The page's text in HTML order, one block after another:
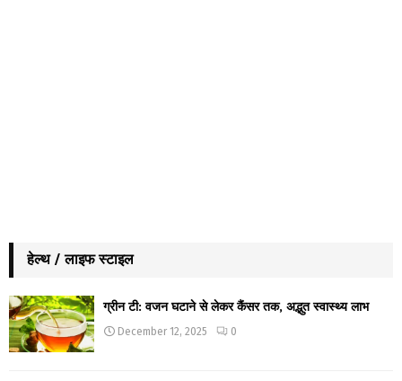
हेल्थ / लाइफ स्टाइल
ग्रीन टी: वजन घटाने से लेकर कैंसर तक, अद्भुत स्वास्थ्य लाभ
December 12, 2025 0